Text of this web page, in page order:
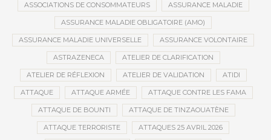
ASSOCIATIONS DE CONSOMMATEURS ASSURANCE MALADIE
ASSURANCE MALADIE OBLIGATOIRE (AMO)
ASSURANCE MALADIE UNIVERSELLE ASSURANCE VOLONTAIRE
ASTRAZENECA ATELIER DE CLARIFICATION
ATELIER DE RÉFLEXION ATELIER DE VALIDATION ATIDI
ATTAQUE ATTAQUE ARMÉE ATTAQUE CONTRE LES FAMA
ATTAQUE DE BOUNTI ATTAQUE DE TINZAOUATÈNE
ATTAQUE TERRORISTE ATTAQUES 25 AVRIL 2026